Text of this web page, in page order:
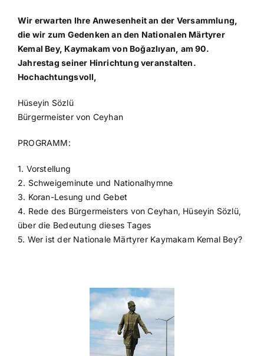
Wir erwarten Ihre Anwesenheit an der Versammlung,
die wir zum Gedenken an den Nationalen Märtyrer
Kemal Bey, Kaymakam von Boğazlıyan, am 90.
Jahrestag seiner Hinrichtung veranstalten.
Hochachtungsvoll,
Hüseyin Sözlü
Bürgermeister von Ceyhan
PROGRAMM:
1. Vorstellung
2. Schweigeminute und Nationalhymne
3. Koran-Lesung und Gebet
4. Rede des Bürgermeisters von Ceyhan, Hüseyin Sözlü,
über die Bedeutung dieses Tages
5. Wer ist der Nationale Märtyrer Kaymakam Kemal Bey?